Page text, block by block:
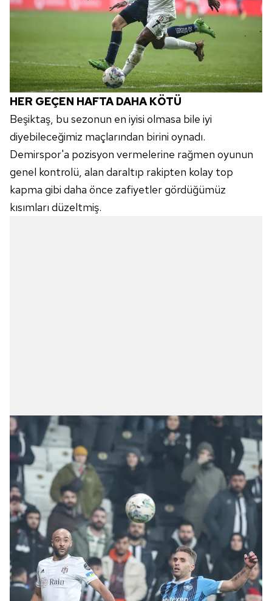
HER GEÇEN HAFTA DAHA KÖTÜ
Beşiktaş, bu sezonun en iyisi olmasa bile iyi
diyebileceğimiz maçlarından birini oynadı.
Demirspor'a pozisyon vermelerine rağmen oyunun
genel kontrolü, alan daraltıp rakipten kolay top
kapma gibi daha önce zafiyetler gördüğümüz
kısımları düzeltmiş.